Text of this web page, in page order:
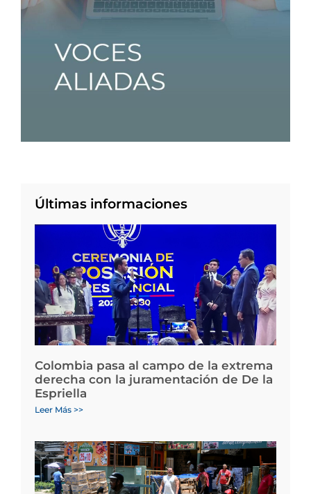
Últimas informaciones
Colombia pasa al campo de la extrema
derecha con la juramentación de De la
Espriella
Leer Más >>